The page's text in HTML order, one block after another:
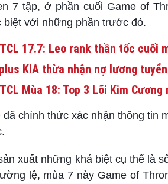
7 tập, ở phần cuối Game of
biệt với những phần trước đó.
17.7: Leo rank thần tốc cuối
KIA thừa nhận nợ lương
Mùa 18: Top 3 Lõi Kim
đã chính thức xác nhận thông tin
xuất những khá biệt cụ thể là
lệ, mùa 7 này Game of